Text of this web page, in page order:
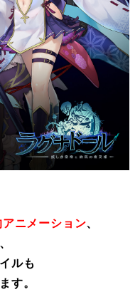
アニメーション、
、
ルも
す。